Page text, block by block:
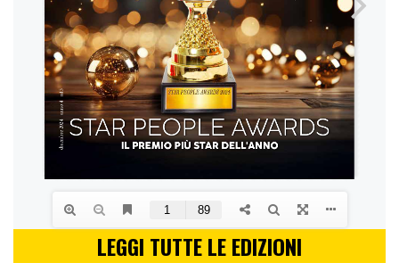
LEGGI TUTTE LE EDIZIONI